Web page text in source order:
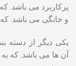
پرکاربرد می باشد.
و خانگی می باشد.
یکی دیگر از دسته
آن ها می باشد. که